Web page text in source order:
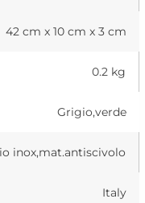
42 cm x 10 cm x 3 cm
0.2 kg
Grigio,verde
inox,mat.antiscivolo
Italy